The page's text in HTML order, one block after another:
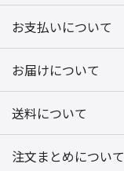
お支払いについて
お届けについて
送料について
注文まとめについて